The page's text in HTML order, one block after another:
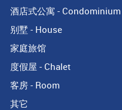
酒店式公寓 - Condominium
别墅 - House
家庭旅馆
度假屋 - Chalet
客房 - Room
其它